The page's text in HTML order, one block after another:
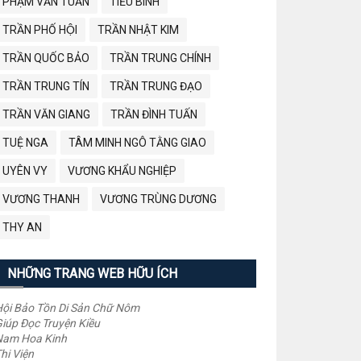
TRẦN PHỐ HỘI TRẦN NHẬT KIM
TRẦN QUỐC BẢO TRẦN TRUNG CHÍNH
TRẦN TRUNG TÍN TRẦN TRUNG ĐẠO
TRẦN VĂN GIANG TRẦN ĐÌNH TUẤN
TUỆ NGA TÂM MINH NGÔ TẰNG GIAO
UYÊN VY VƯƠNG KHẨU NGHIỆP
VƯƠNG THANH VƯƠNG TRÙNG DƯƠNG
THY AN
NHỮNG TRANG WEB HỮU ÍCH
Bảo Tồn Di Sản Chữ Nôm
Đọc Truyện Kiều
Hoa Kinh
Viện